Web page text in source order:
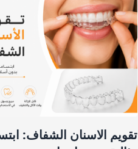
تقويم الاسنان الشفاف: